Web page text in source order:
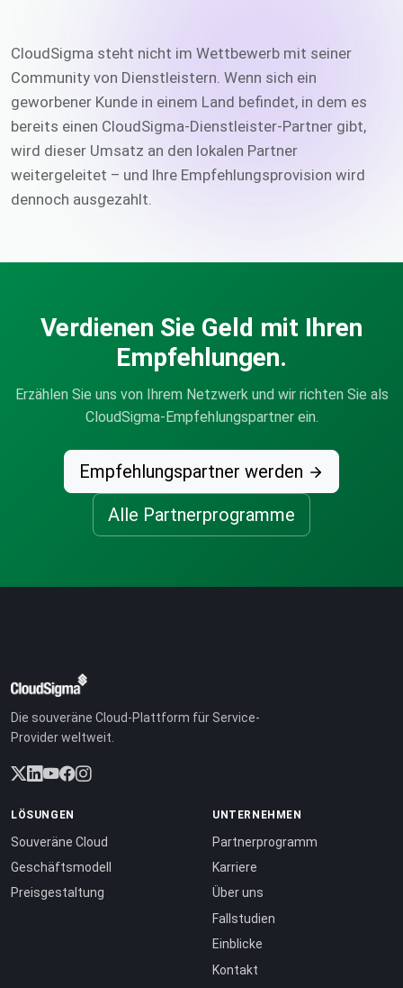
CloudSigma steht nicht im Wettbewerb mit seiner
Community von Dienstleistern. Wenn sich ein
geworbener Kunde in einem Land befindet, in dem es
bereits einen CloudSigma-Dienstleister-Partner gibt,
wird dieser Umsatz an den lokalen Partner
weitergeleitet – und Ihre Empfehlungsprovision wird
dennoch ausgezahlt.
Verdienen Sie Geld mit Ihren
Empfehlungen.
Erzählen Sie uns von Ihrem Netzwerk und wir richten Sie als
CloudSigma-Empfehlungspartner ein.
Empfehlungspartner werden
Alle Partnerprogramme
Die souveräne Cloud-Plattform für Service-
Provider weltweit.
LÖSUNGEN
Souveräne Cloud
Geschäftsmodell
Preisgestaltung
UNTERNEHMEN
Partnerprogramm
Karriere
Über uns
Fallstudien
Einblicke
Kontakt